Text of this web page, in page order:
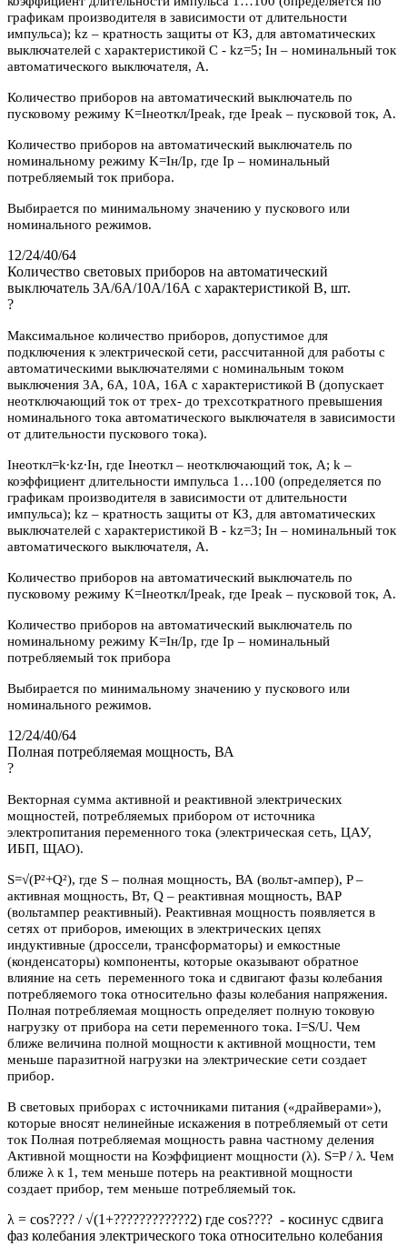
графикам производителя в зависимости от длительности
импульса); kz – кратность защиты от КЗ, для автоматических
выключателей с характеристикой C - kz=5; Iн – номинальный ток
автоматического выключателя, А.
Количество приборов на автоматический выключатель по
пусковому режиму K=Iнеоткл/Ipeak, где Ipeak – пусковой ток, А.
Количество приборов на автоматический выключатель по
номинальному режиму K=Iн/Iр, где Iр – номинальный
потребляемый ток прибора.
Выбирается по минимальному значению у пускового или
номинального режимов.
12/24/40/64
Количество световых приборов на автоматический
выключатель 3А/6А/10А/16А с характеристикой В, шт.
?
Максимальное количество приборов, допустимое для
подключения к электрической сети, рассчитанной для работы с
автоматическими выключателями с номинальным током
выключения 3А, 6А, 10А, 16А с характеристикой В (допускает
неотключающий ток от трех- до трехсоткратного превышения
номинального тока автоматического выключателя в зависимости
от длительности пускового тока).
Iнеоткл=k∙kz∙Iн, где Iнеоткл – неотключающий ток, А; k –
коэффициент длительности импульса 1…100 (определяется по
графикам производителя в зависимости от длительности
импульса); kz – кратность защиты от КЗ, для автоматических
выключателей с характеристикой В - kz=3; Iн – номинальный ток
автоматического выключателя, А.
Количество приборов на автоматический выключатель по
пусковому режиму K=Iнеоткл/Ipeak, где Ipeak – пусковой ток, А.
Количество приборов на автоматический выключатель по
номинальному режиму K=Iн/Iр, где Iр – номинальный
потребляемый ток прибора
Выбирается по минимальному значению у пускового или
номинального режимов.
12/24/40/64
Полная потребляемая мощность, ВА
?
Векторная сумма активной и реактивной электрических
мощностей, потребляемых прибором от источника
электропитания переменного тока (электрическая сеть, ЦАУ,
ИБП, ЩАО).
S=√(P²+Q²), где S – полная мощность, ВА (вольт-ампер), P –
активная мощность, Вт, Q – реактивная мощность, ВАР
(вольтампер реактивный). Реактивная мощность появляется в
сетях от приборов, имеющих в электрических цепях
индуктивные (дроссели, трансформаторы) и емкостные
(конденсаторы) компоненты, которые оказывают обратное
влияние на сеть переменного тока и сдвигают фазы колебания
потребляемого тока относительно фазы колебания напряжения.
Полная потребляемая мощность определяет полную токовую
нагрузку от прибора на сети переменного тока. I=S/U. Чем
ближе величина полной мощности к активной мощности, тем
меньше паразитной нагрузки на электрические сети создает
прибор.
В световых приборах с источниками питания («драйверами»),
которые вносят нелинейные искажения в потребляемый от сети
ток Полная потребляемая мощность равна частному деления
Активной мощности на Коэффициент мощности (λ). S=P / λ. Чем
ближе λ к 1, тем меньше потерь на реактивной мощности
создает прибор, тем меньше потребляемый ток.
λ = cos???? / √(1+????????????2) где cos???? - косинус сдвига
фаз колебания электрического тока относительно колебания